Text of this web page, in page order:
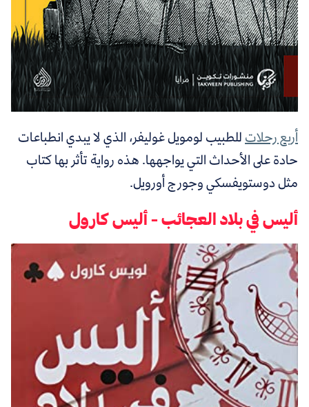
أربع رحلاتللطبيب لومويل غوليفر، الذي لا يبدي انطباعات
حادة على الأحداث التي يواجهها. هذه رواية تأثر بها كتاب
مثل دوستويفسكي وجورج أورويل.
أليس في بلاد العجائب - أليس كارول